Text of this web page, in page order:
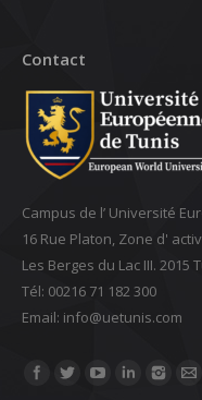
Contact
Campus de l’ Université
16 Rue Platon, Zone d'
Les Berges du Lac III. 2015
Tél: 00216 71 182 300
Email: ‎info@uetunis.com
Find us on: